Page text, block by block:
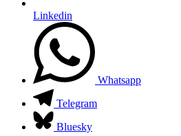
Linkedin
Whatsapp
Telegram
Bluesky